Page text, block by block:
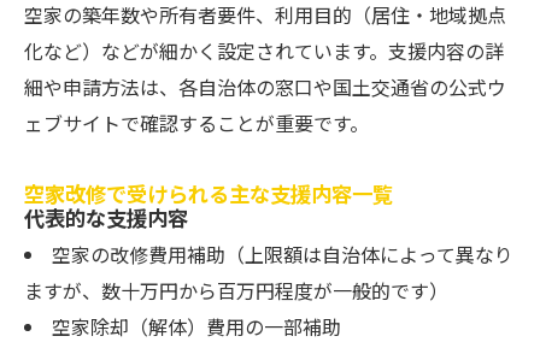
空家の築年数や所有者要件、利用目的（居住・地域拠点
化など）などが細かく設定されています。支援内容の詳
細や申請方法は、各自治体の窓口や国土交通省の公式ウ
ェブサイトで確認することが重要です。
空家改修で受けられる主な支援内容一覧
代表的な支援内容
空家の改修費用補助（上限額は自治体によって異なり
ますが、数十万円から百万円程度が一般的です）
空家除却（解体）費用の一部補助